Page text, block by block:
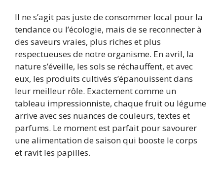
Il ne s’agit pas juste de consommer local pour la
tendance ou l’écologie, mais de se reconnecter à
des saveurs vraies, plus riches et plus
respectueuses de notre organisme. En avril, la
nature s’éveille, les sols se réchauffent, et avec
eux, les produits cultivés s’épanouissent dans
leur meilleur rôle. Exactement comme un
tableau impressionniste, chaque fruit ou légume
arrive avec ses nuances de couleurs, textes et
parfums. Le moment est parfait pour savourer
une alimentation de saison qui booste le corps
et ravit les papilles.